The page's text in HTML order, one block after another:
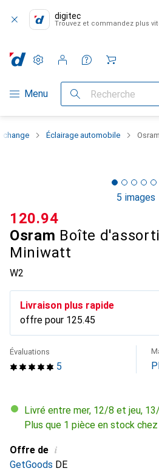
digitec
Trouvez et commandez plus
Navigation par catégorie
Menu Recherche
Paramètres
Compte client
Listes de comparaison
Listes d'envies
Panier
Éclairage automobile
5 images
Osram Boîte
Miniwatt
W2
CHF
120.94
Livraison plus rapide
offre pour CHF
125.45
5
Évaluations
Livré entre mer, 12/8 et jeu,
Plus que 1 pièce en stock
Offre de i
GetGoods DE